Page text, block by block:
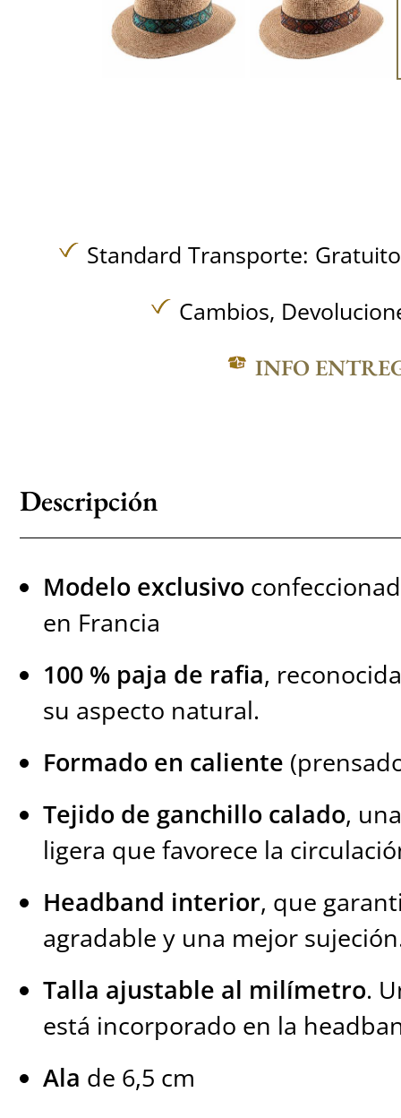
Standard Transporte:
Cambios,
INFO
Descripción
Modelo exclusivo
en Francia
100 % paja de rafia,
su aspecto natural.
Formado en caliente
Tejido de ganchillo calado,
ligera que favorece la
Headband interior, que
agradable y una mejor
Talla ajustable al milímetro.
está incorporado en la
Ala de 6,5 cm